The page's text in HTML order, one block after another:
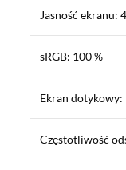
Jasność ekranu:
sRGB: 100 %
Ekran dotykowy:
Częstotliwość